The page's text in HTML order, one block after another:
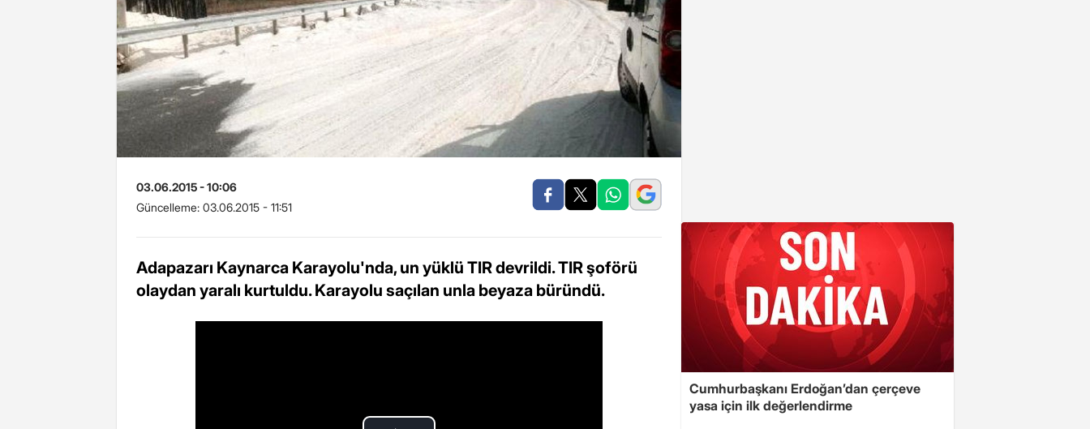
03.06.2015 - 10:06
Güncelleme: 03.06.2015 - 11:51
Adapazarı Kaynarca Karayolu'nda, un yüklü TIR devrildi. TIR şoförü
olaydan yaralı kurtuldu. Karayolu saçılan unla beyaza büründü.
Cumhurbaşkanı Erdoğan’dan çerçeve
yasa için ilk değerlendirme